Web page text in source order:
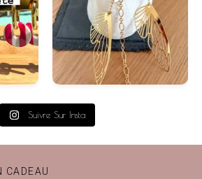
Suivre Sur Insta
CADEAU